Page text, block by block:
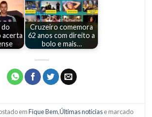
do
acerta
Cruzeiro comemora
62 anos com direito a
bolo e mais…
emFique Bem,Últimas notíciase marcado